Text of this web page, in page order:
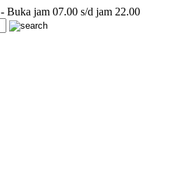
- Buka jam 07.00 s/d jam 22.00